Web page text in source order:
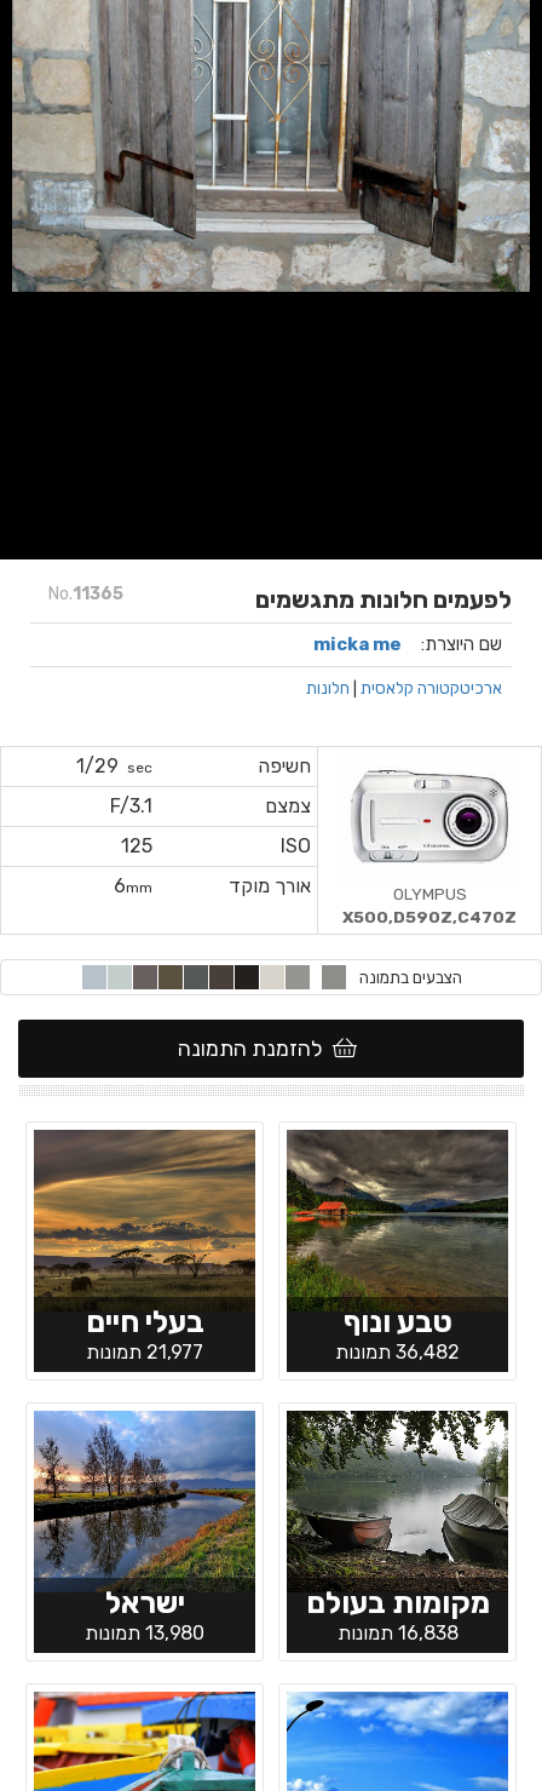
No.11365 לפעמים חלונות מתגשמים
שם היוצרת: micka me
ארכיטקטורה קלאסית חלונות
חשיפה sec
1/29
צמצם
F/3.1
ISO
125
אורך מוקד
6mm
OLYMPUS
X500,D590Z,C470Z
הצבעים בתמונה
להזמנת התמונה
טבע ונוף
36,482 תמונות
בעלי חיים
21,977 תמונות
מקומות בעולם
16,838 תמונות
ישראל
13,980 תמונות